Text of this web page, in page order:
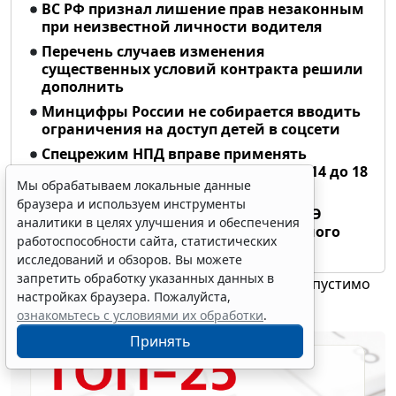
ВС РФ признал лишение прав незаконным
при неизвестной личности водителя
Перечень случаев изменения
существенных условий контракта решили
дополнить
Минцифры России не собирается вводить
ограничения на доступ детей в соцсети
Спецрежим НПД вправе применять
несовершеннолетние в возрасте от 14 до 18
лет
В Госдуме предложили заменить ЕГЭ
аттестацией в форме государственного
экзамена
Персональные данные медработника недопустимо
публиковать без его согласия
18:27 7 августа 2026Судебная практика
Мы обрабатываем локальные данные
браузера и используем инструменты
аналитики в целях улучшения и обеспечения
работоспособности сайта, статистических
исследований и обзоров. Вы можете
запретить обработку указанных данных в
настройках браузера. Пожалуйста,
ознакомьтесь с условиями их обработки.
Принять